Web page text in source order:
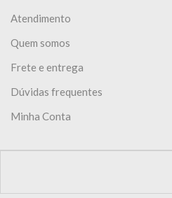
Atendimento
Quem somos
Frete e entrega
Dúvidas frequentes
Minha Conta